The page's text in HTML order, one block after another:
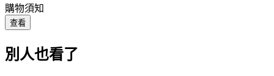
購物須知
查看
別人也看了